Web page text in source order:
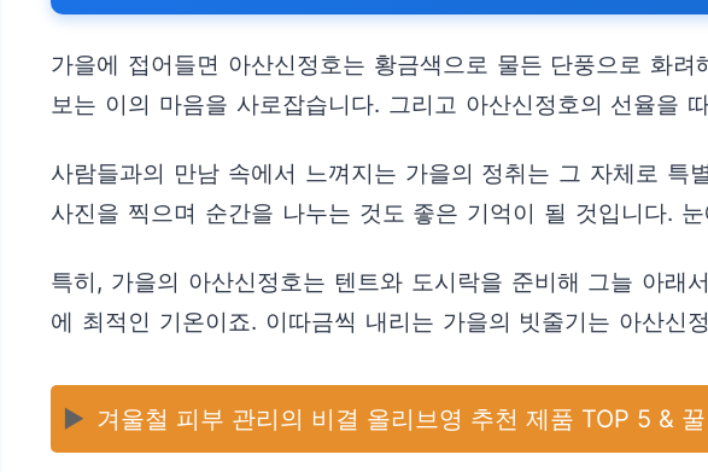
가을에 접어들면 아산신정호는 황금색으로 물든 단풍으로 화
보는 이의 마음을 사로잡습니다. 그리고 아산신정호의 선율을
사람들과의 만남 속에서 느껴지는 가을의 정취는 그 자체로
사진을 찍으며 순간을 나누는 것도 좋은 기억이 될 것입니다.
특히, 가을의 아산신정호는 텐트와 도시락을 준비해 그늘 아래
에 최적인 기온이죠. 이따금씩 내리는 가을의 빗줄기는 아산신
▶️ 겨울철 피부 관리의 비결 올리브영 추천 제품 TOP 5 &